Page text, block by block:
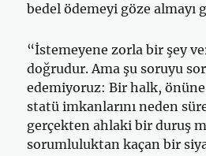
bedel ödemeyi göze almayı
“İstemeyene zorla bir şey
doğrudur. Ama şu soruyu
edemiyoruz: Bir halk,
statü imkanlarını neden
gerçekten ahlaki bir duruş
sorumluluktan kaçan bir